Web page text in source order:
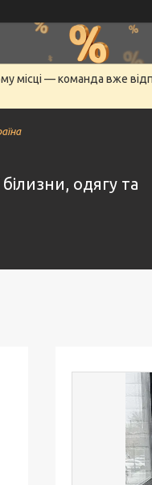
місці — команда вже
одягу та